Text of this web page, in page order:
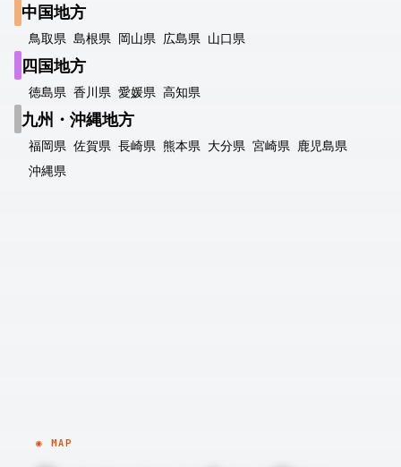
中国地方
鳥取県 島根県 岡山県 広島県 山口県
四国地方
徳島県 香川県 愛媛県 高知県
九州・沖縄地方
福岡県 佐賀県 長崎県 熊本県 大分県 宮崎県 鹿児島県
沖縄県
◉ MAP